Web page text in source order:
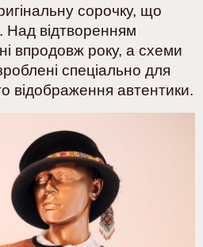
сорочку, що
Над відтворенням
впродовж року, а схеми
спеціально для
відображення автентики.